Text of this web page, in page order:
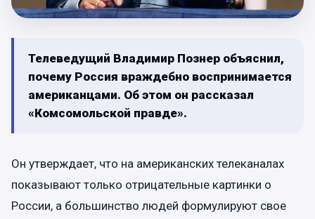
Телеведущий Владимир Познер объяснил,
почему Россия враждебно воспринимается
американцами. Об этом он рассказал
«Комсомольской правде».
Он утверждает, что на американских телеканалах
показывают только отрицательные картинки о
России, а большинство людей формулируют свое